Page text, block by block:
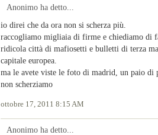
Anonimo ha detto...
io direi che da ora non si scherza più.
raccogliamo migliaia di firme e chiediamo di
ridicola città di mafiosetti e bulletti di terza
capitale europea.
ma le avete viste le foto di madrid, un paio di
non scherziamo
ottobre 17, 2011 8:15 AM
Anonimo ha detto...